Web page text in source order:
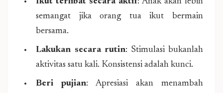
semangat jika orang tua ikut bermain
bersama.
Lakukan secara rutin: Stimulasi bukanlah
aktivitas satu kali. Konsistensi adalah kunci.
Beri pujian: Apresiasi akan menambah